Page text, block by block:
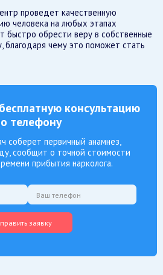
проведет качественную
человека на любых этапах
быстро обрести веру в собственные
благодаря чему это поможет стать
консультацию
телефону
соберет первичный анамнез,
сообщит о точной стоимости
прибытия нарколога.
заявку